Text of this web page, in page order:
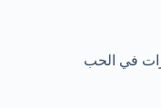
في الحب